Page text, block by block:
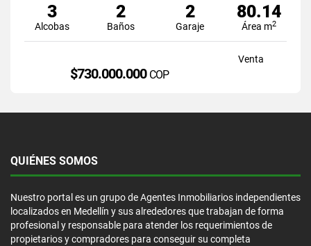
3
Alcobas
2
Baños
2
Garaje
80.14
Área m2
Venta
$730.000.000 COP
QUIÉNES SOMOS
Nuestro portal es un grupo de Agentes Inmobiliarios independientes
localizados en Medellín y sus alrededores que trabajan de forma
profesional y responsable para atender los requerimientos de
propietarios y compradores para conseguir su completa